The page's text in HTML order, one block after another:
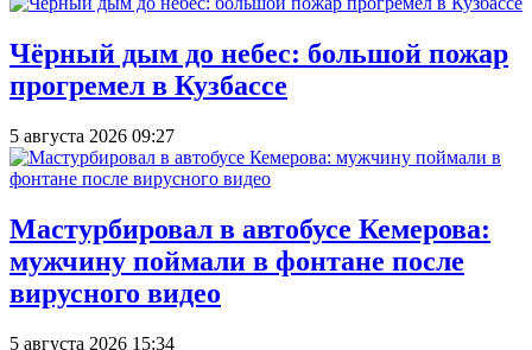
Чёрный дым до небес: большой пожар
прогремел в Кузбассе
5 августа 2026 09:27
Мастурбировал в автобусе Кемерова:
мужчину поймали в фонтане после
вирусного видео
5 августа 2026 15:34